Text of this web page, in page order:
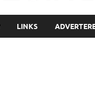
LINKS